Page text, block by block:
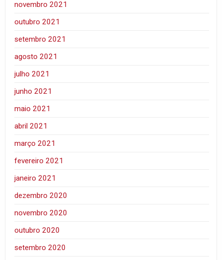
novembro 2021
outubro 2021
setembro 2021
agosto 2021
julho 2021
junho 2021
maio 2021
abril 2021
março 2021
fevereiro 2021
janeiro 2021
dezembro 2020
novembro 2020
outubro 2020
setembro 2020